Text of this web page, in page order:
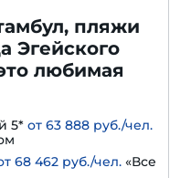
пляжи
Эгейского
любимая
5* от 63 888 руб./чел.
68 462 руб./чел. «Все